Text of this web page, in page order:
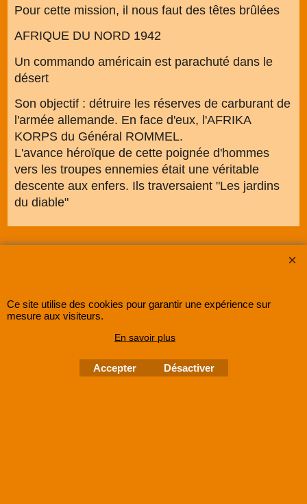
Pour cette mission, il nous faut des têtes brûlées
AFRIQUE DU NORD 1942
Un commando américain est parachuté dans le
désert
Son objectif : détruire les réserves de carburant de
l'armée allemande. En face d'eux, l'AFRIKA
KORPS du Général ROMMEL.
L'avance héroïque de cette poignée d'hommes
vers les troupes ennemies était une véritable
descente aux enfers. Ils traversaient "Les jardins
du diable"
Sociétés sous le numéro48285533500030 RCS Lille
2005-202x SUPER8FRANCE- Tous droits réservés.
Ce site utilise des cookies pour garantir une expérience sur
mesure aux visiteurs.
En savoir plus
Accepter Désactiver